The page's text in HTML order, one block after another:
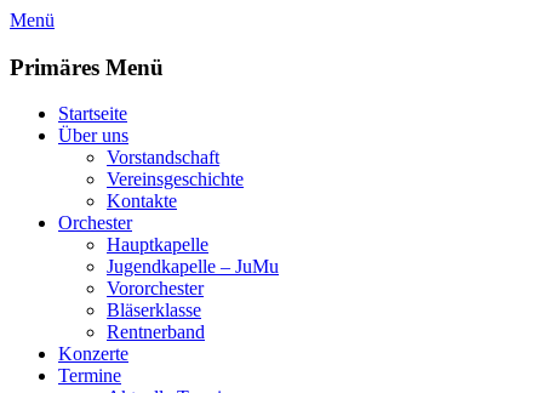
Zum
springen
Menü
Primäres Menü
Startseite
Über uns
Vorstandschaft
Vereinsgeschichte
Kontakte
Orchester
Hauptkapelle
Jugendkapelle – JuMu
Vororchester
Bläserklasse
Rentnerband
Konzerte
Termine